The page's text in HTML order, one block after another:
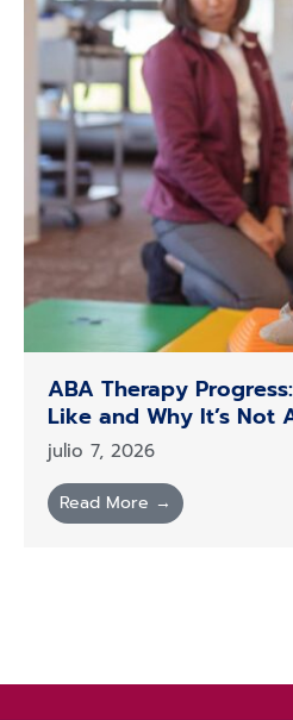
ABA Therapy
Like and Why It’s Not
julio 7, 2026
Read More →